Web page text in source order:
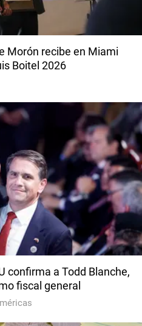
Morón recibe en Miami
Boitel 2026
confirma a Todd Blanche,
fiscal general